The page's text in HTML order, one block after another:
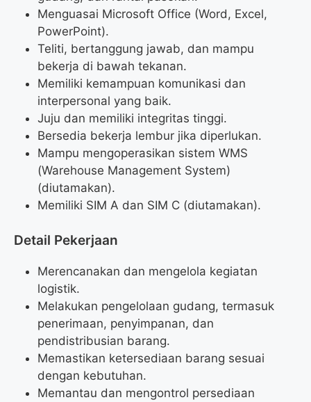
Menguasai Microsoft Office (Word, Excel,
PowerPoint).
Teliti, bertanggung jawab, dan mampu
bekerja di bawah tekanan.
Memiliki kemampuan komunikasi dan
interpersonal yang baik.
Juju dan memiliki integritas tinggi.
Bersedia bekerja lembur jika diperlukan.
Mampu mengoperasikan sistem WMS
(Warehouse Management System)
(diutamakan).
Memiliki SIM A dan SIM C (diutamakan).
Detail Pekerjaan
Merencanakan dan mengelola kegiatan
logistik.
Melakukan pengelolaan gudang, termasuk
penerimaan, penyimpanan, dan
pendistribusian barang.
Memastikan ketersediaan barang sesuai
dengan kebutuhan.
Memantau dan mengontrol persediaan